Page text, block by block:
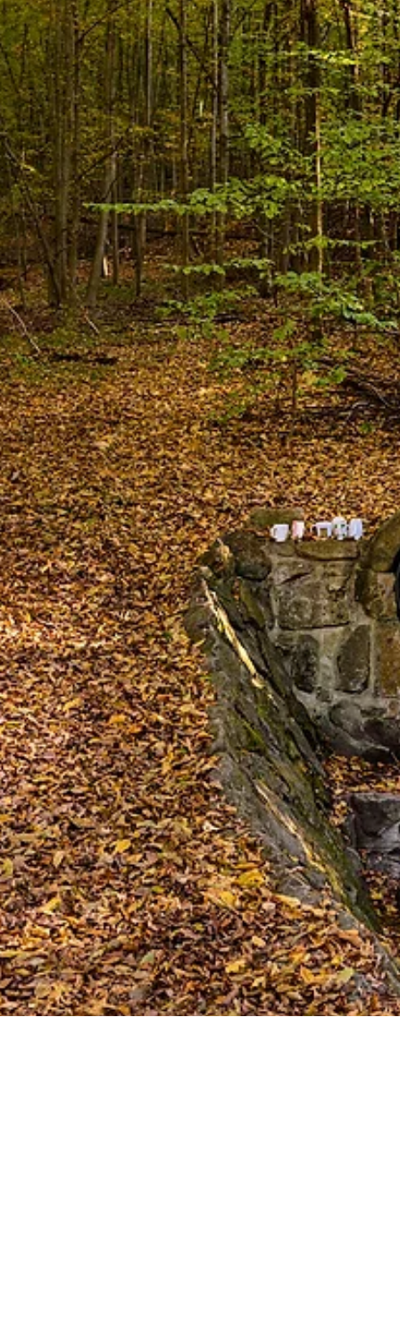
se historie střídá s živou přírodou, vás provede staletými lesy i
kolem klidných rybníků po zpevněných i přírodních cestách.
cíl pro poutníky, aktivní rodiny i ty, kteří hledají digitální detox a
Složte si svůj další kousek velehradské mozaiky zážitků.